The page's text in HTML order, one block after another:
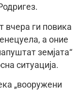
вчера ги повика
а оние
земјата“
ситуација.
„вооружени